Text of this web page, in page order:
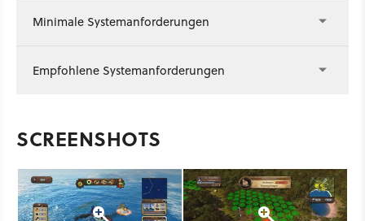
Minimale Systemanforderungen
Empfohlene Systemanforderungen
SCREENSHOTS